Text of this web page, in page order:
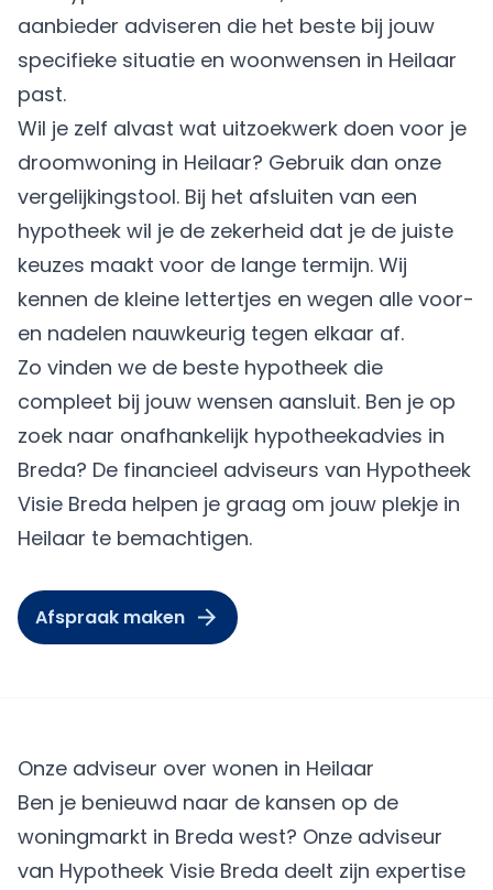
aanbieder adviseren die het beste bij jouw
specifieke situatie en woonwensen in Heilaar
past.
Wil je zelf alvast wat uitzoekwerk doen voor je
droomwoning in Heilaar? Gebruik dan onze
vergelijkingstool. Bij het afsluiten van een
hypotheek wil je de zekerheid dat je de juiste
keuzes maakt voor de lange termijn. Wij
kennen de kleine lettertjes en wegen alle voor-
en nadelen nauwkeurig tegen elkaar af.
Zo vinden we de beste hypotheek die
compleet bij jouw wensen aansluit. Ben je op
zoek naar onafhankelijk hypotheekadvies in
Breda? De financieel adviseurs van Hypotheek
Visie Breda helpen je graag om jouw plekje in
Heilaar te bemachtigen.
Afspraak maken
Onze adviseur over wonen in Heilaar
Ben je benieuwd naar de kansen op de
woningmarkt in Breda west? Onze adviseur
van Hypotheek Visie Breda deelt zijn expertise